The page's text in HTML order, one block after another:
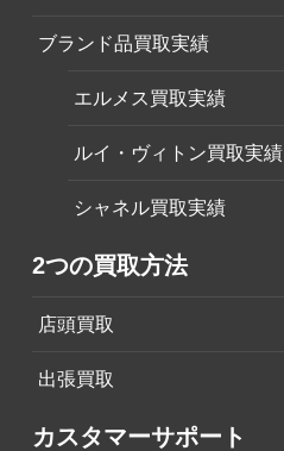
ブランド品買取実績
エルメス買取実績
ルイ・ヴィトン買取実績
シャネル買取実績
2つの買取方法
店頭買取
出張買取
カスタマーサポート